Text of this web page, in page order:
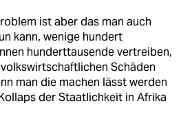
ist aber das man auch
kann, wenige hundert
hunderttausende vertreiben,
Schäden
man die machen lässt werden
der Staatlichkeit in Afrika